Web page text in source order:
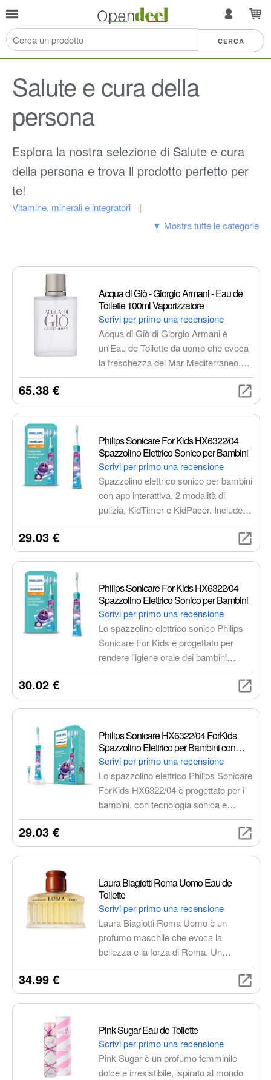
Salute e cura della
persona
Esplora la nostra selezione di Salute e cura
della persona e trova il prodotto perfetto per
te!
Vitamine, minerali e integratori
Igiene dentale
Arborist merchandising root
Prodotti per la medicazione
Prodotti e apparecchiature mediche
Cura della vista
Alimentazione e nutrizione
Igiene intima
Erotismo e contraccezione
Benessere
Articoli per fumatori
Cura dei capelli
Gatti Pasta, riso e legumi secchi
▼ Mostra tutte le categorie
Acqua di Giò - Giorgio Armani - Eau de
Toilette 100ml Vaporizzatore
Scrivi per primo una recensione
Acqua di Giò di Giorgio Armani è
un'Eau de Toilette da uomo che evoca
la freschezza del Mar Mediterraneo.
Un equilibrio perfetto di note marine,
aromatiche e legnose per un profumo
iconico, versatile ed elegante. Ideale
65.38 €
Philips Sonicare For Kids HX6322/04
Spazzolino Elettrico Sonico per Bambini
Scrivi per primo una recensione
Spazzolino elettrico sonico per bambini
con app interattiva, 2 modalità di
pulizia, KidTimer e KidPacer. Include
testine intercambiabili e adesivi
delicata ed efficace per una pulizia
29.03 €
Philips Sonicare For Kids HX6322/04
Spazzolino Elettrico Sonico per Bambini
Scrivi per primo una recensione
Lo spazzolino elettrico sonico Philips
Sonicare For Kids è progettato per
rendere l'igiene orale dei bambini
un'esperienza divertente ed efficace.
interattiva e funzionalità pensate per i
e completa, educando i bambini
all'importanza di prendersi cura dei
propri denti.
30.02 €
Philips Sonicare HX6322/04 ForKids
Spazzolino Elettrico per Bambini con
Tecnologia Sonica, Connesso all'App per
un'Igiene Orale Divertente
Scrivi per primo una recensione
Lo spazzolino elettrico Philips Sonicare
ForKids HX6322/04 è progettato per i
bambini, con tecnologia sonica e
un'app interattiva che rende la pulizia
testine, un timer e un pacer per
a lungo e con maggiore cura.
29.03 €
Laura Biagiotti Roma Uomo Eau de
Toilette
Scrivi per primo una recensione
Laura Biagiotti Roma Uomo è un
profumo maschile che evoca la
bellezza e la forza di Roma. Un
profumo classico e senza tempo,
desidera esprimere la sua forza e il
un'esplosione di agrumi, pompelmo
rosa e mandarino, che si mescolano
alle note aromatiche di basilico e lauro.
Il cuore è dominato dal geranio, che
34.99 €
Pink Sugar Eau de Toilette
Scrivi per primo una recensione
Pink Sugar è un profumo femminile
dolce e irresistibile, ispirato al mondo